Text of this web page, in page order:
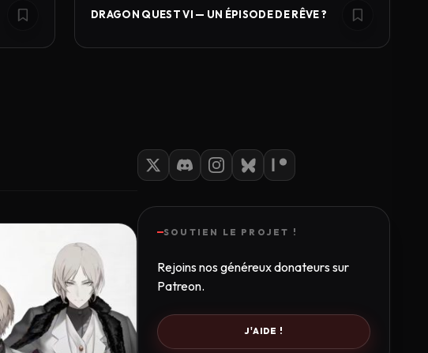
DRAGON QUEST VI — UN ÉPISODE DE RÊVE ?
SOUTIEN LE PROJET !
Rejoins nos généreux donateurs sur
Patreon.
J'AIDE !